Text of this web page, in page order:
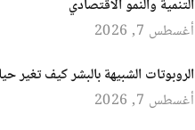
التنمية والنمو الاقتصادي
أغسطس 7, 2026
الروبوتات الشبيهة بالبشر كيف تغير
أغسطس 7, 2026